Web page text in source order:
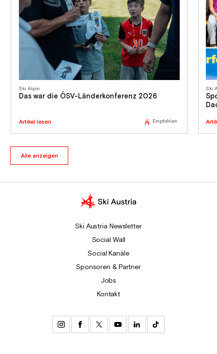
Ski Alpin
Das war die ÖSV-Länderkonferenz 2026
Artikel lesen Empfohlen
Ski
Alle anzeigen
Ski Austria Newsletter
Social Wall
Social Kanäle
Sponsoren & Partner
Jobs
Kontakt